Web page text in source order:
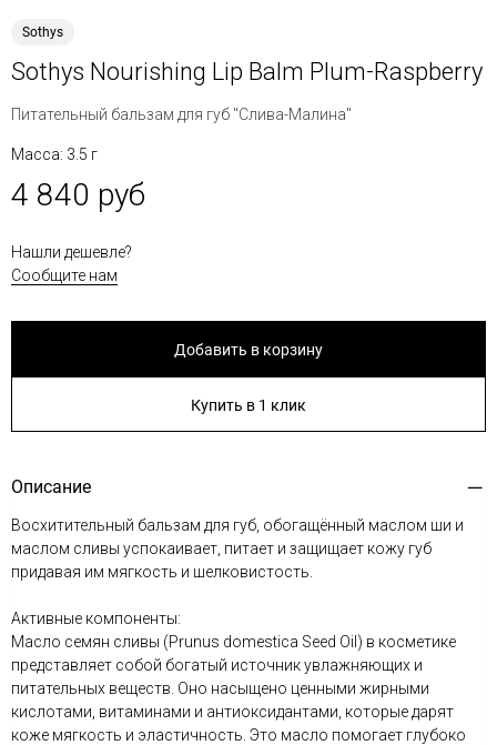
Sothys
Sothys Nourishing Lip Balm Plum-Raspberry
Питательный бальзам для губ "Слива-Малина"
Масса: 3.5 г
4 840 руб
Нашли дешевле?
Сообщите нам
Добавить в корзину
Купить в 1 клик
Описание
Восхитительный бальзам для губ, обогащённый маслом ши и
маслом сливы успокаивает, питает и защищает кожу губ
придавая им мягкость и шелковистость.
Активные компоненты:
Масло семян сливы (Prunus domestica Seed Oil) в косметике
представляет собой богатый источник увлажняющих и
питательных веществ. Оно насыщено ценными жирными
кислотами, витаминами и антиоксидантами, которые дарят
коже мягкость и эластичность. Это масло помогает глубоко